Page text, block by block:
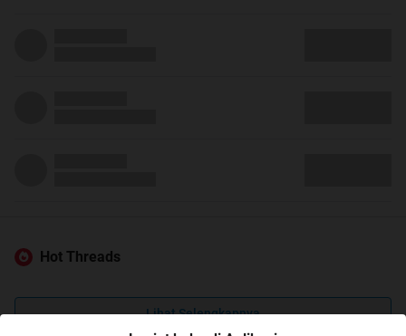
Hot Threads
Lihat Selengkapnya